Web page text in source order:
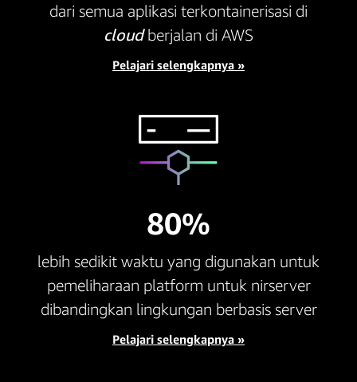
dari semua aplikasi terkontainerisasi di
cloudberjalan di AWS
Pelajari selengkapnya »
80%
lebih sedikit waktu yang digunakan untuk
pemeliharaan platform untuk nirserver
dibandingkan lingkungan berbasis server
Pelajari selengkapnya »